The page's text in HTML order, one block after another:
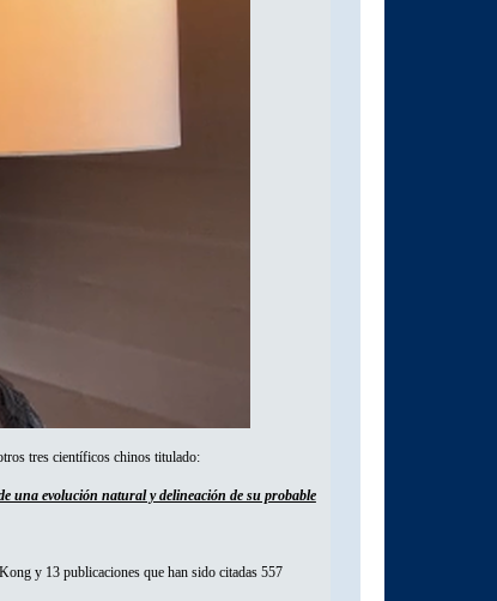
tres científicos chinos titulado:
una evolución natural y delineación de su probable
y 13 publicaciones que han sido citadas 557